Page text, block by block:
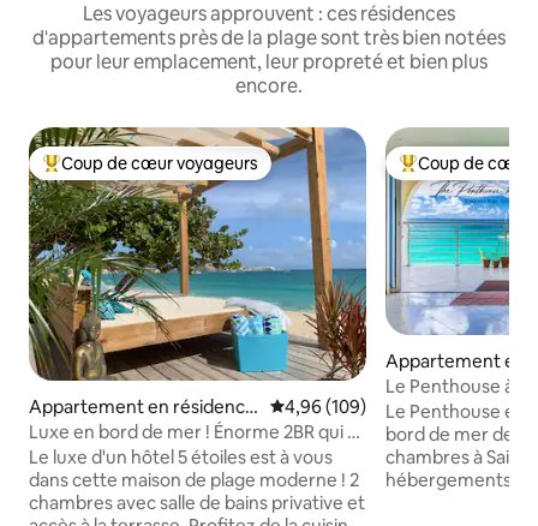
Les voyageurs approuvent : ces résidences
d'appartements près de la plage sont très bien notées
pour leur emplacement, leur propreté et bien plus
encore.
Coups de cœur voyageurs les plus appréciés
Coup de cœur voyageurs
Appartement en résidence
⋅ Simpson Bay
Évaluation moyenne sur la
4,96 (109)
Luxe en bord de mer ! Énorme 2BR qui a
tout pour plaire ! 😍🤩😍
Le luxe d'un hôtel 5 étoiles est à vous
dans cette maison de plage moderne ! 2
chambres avec salle de bains privative et
Coups de cœur
Coup de cœur
Appartement en
pson Bay
Le Penthouse à
vous attend !
Le Penthouse est
bord de mer de 3
chambres à Saint-Martin.
hébergements de